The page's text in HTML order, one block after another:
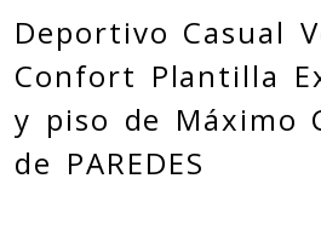
Deportivo Casual
Confort Plantilla
y piso de Máximo
de PAREDES